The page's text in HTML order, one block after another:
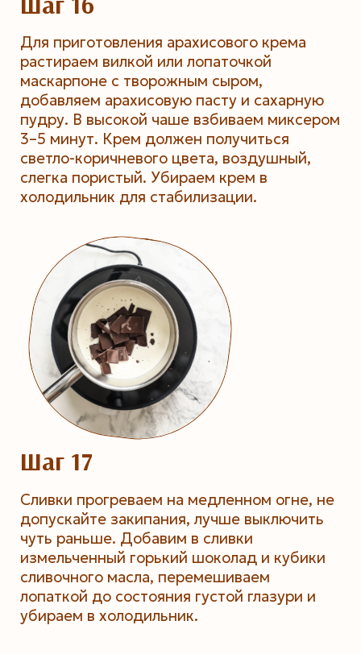
Для приготовления арахисового крема
растираем вилкой или лопаточкой
маскарпоне с творожным сыром,
добавляем арахисовую пасту и сахарную
пудру. В высокой чаше взбиваем миксером
3–5 минут. Крем должен получиться
светло-коричневого цвета, воздушный,
слегка пористый. Убираем крем в
холодильник для стабилизации.
Шаг 17
Сливки прогреваем на медленном огне, не
допускайте закипания, лучше выключить
чуть раньше. Добавим в сливки
измельченный горький шоколад и кубики
сливочного масла, перемешиваем
лопаткой до состояния густой глазури и
убираем в холодильник.